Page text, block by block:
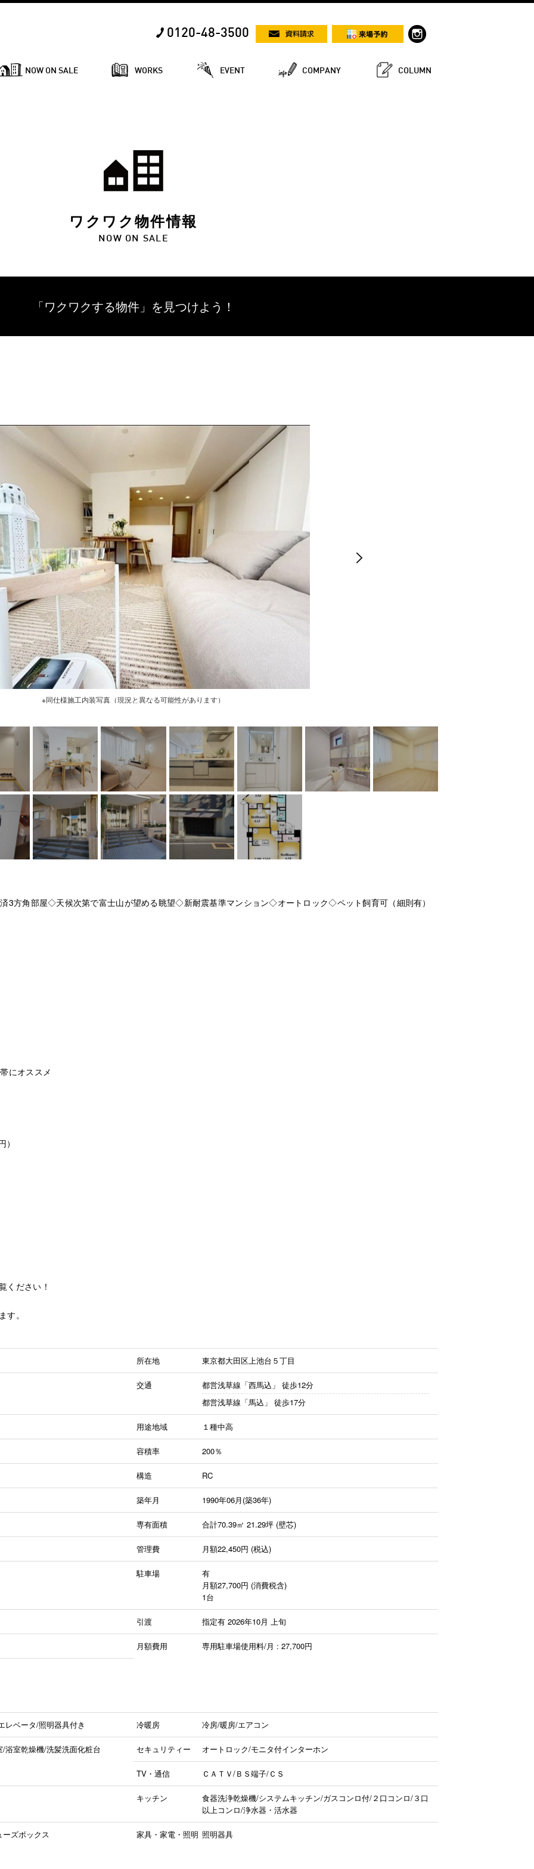
0120-48-3500
NOW ON SALE WORKS EVENT COMPANY COLUMN
ワクワク物件情報
NOW ON SALE
「ワクワクする物件」を 見つけよう！
※同仕様施工内装写真（現況と異なる可能性があります）
3方角部屋◇天候次第で富士山が望める眺望◇新耐震基準マンション◇オートロック◇ペット飼育可（細則有）
にオススメ
ください！
す。
所在地 東京都大田区上池台５丁目
交通 都営浅草線「西馬込」 徒歩12分
都営浅草線「馬込」 徒歩17分
用途地域 １種中高
容積率 200％
構造 RC
築年月 1990年06月(築36年)
専有面積 合計70.39㎡ 21.29坪 (壁芯)
管理費 月額22,450円 (税込)
駐車場
有
月額27,700円 (消費税含)
1台
引渡 指定有 2026年10月 上旬
月額費用 専用駐車場使用料/月 : 27,700円
レベータ/照明器具付き 冷暖房 冷房/暖房/エアコン
浴室乾燥機/洗髪洗面化粧台 セキュリティー オートロック/モニタ付インターホン
TV・通信 ＣＡＴＶ/ＢＳ端子/ＣＳ
キッチン
食器洗浄乾燥機/システムキッチン/ガスコンロ付/２口コンロ/３口
以上コンロ/浄水器・活水器
ズボックス 家具・家電・照明 照明器具